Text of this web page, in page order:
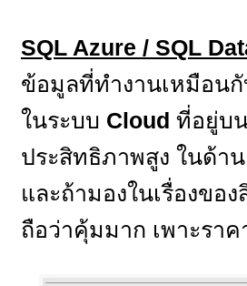
SQL Azure / SQL
ข้อมูลที่ทำงานเหมือน
ในระบบ Cloud ที่อยู่บ
ประสิทธิภาพสูง ในด้า
และถ้ามองในเรื่องข
ถือว่าคุ้มมาก เพาะราค